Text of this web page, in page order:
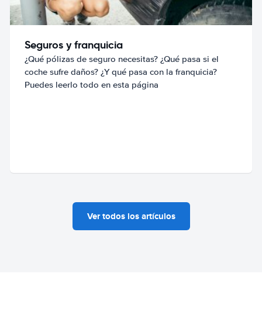
Seguros y franquicia
¿Qué pólizas de seguro necesitas? ¿Qué pasa si el
coche sufre daños? ¿Y qué pasa con la franquicia?
Puedes leerlo todo en esta página
Ver todos los artículos